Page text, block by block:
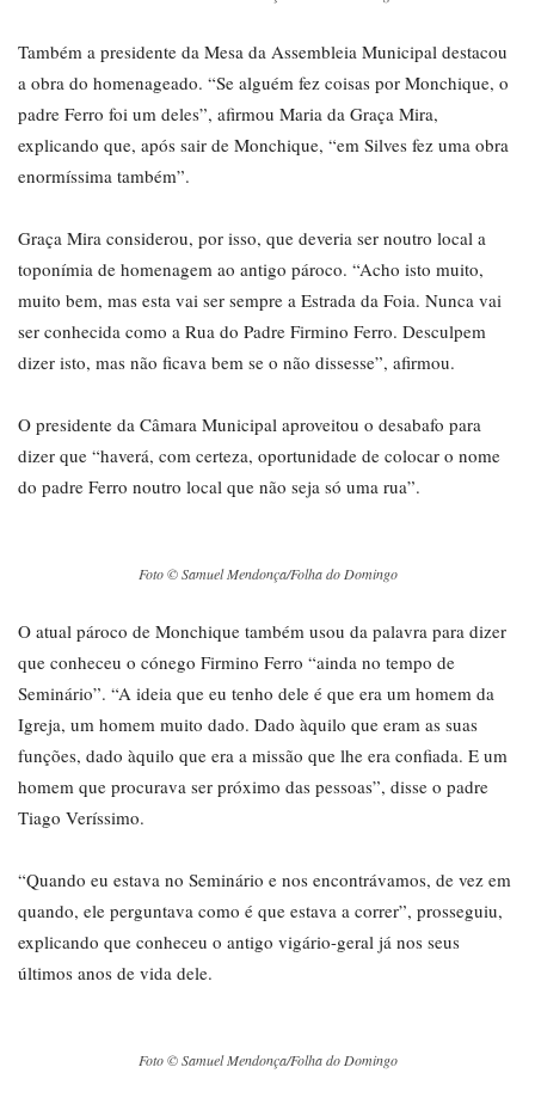
Também a presidente da Mesa da Assembleia Municipal destacou
a obra do homenageado. “Se alguém fez coisas por Monchique, o
padre Ferro foi um deles”, afirmou Maria da Graça Mira,
explicando que, após sair de Monchique, “em Silves fez uma obra
enormíssima também”.
Graça Mira considerou, por isso, que deveria ser noutro local a
toponímia de homenagem ao antigo pároco. “Acho isto muito,
muito bem, mas esta vai ser sempre a Estrada da Foia. Nunca vai
ser conhecida como a Rua do Padre Firmino Ferro. Desculpem
dizer isto, mas não ficava bem se o não dissesse”, afirmou.
O presidente da Câmara Municipal aproveitou o desabafo para
dizer que “haverá, com certeza, oportunidade de colocar o nome
do padre Ferro noutro local que não seja só uma rua”.
Foto © Samuel Mendonça/Folha do Domingo
O atual pároco de Monchique também usou da palavra para dizer
que conheceu o cónego Firmino Ferro “ainda no tempo de
Seminário”. “A ideia que eu tenho dele é que era um homem da
Igreja, um homem muito dado. Dado àquilo que eram as suas
funções, dado àquilo que era a missão que lhe era confiada. E um
homem que procurava ser próximo das pessoas”, disse o padre
Tiago Veríssimo.
“Quando eu estava no Seminário e nos encontrávamos, de vez em
quando, ele perguntava como é que estava a correr”, prosseguiu,
explicando que conheceu o antigo vigário-geral já nos seus
últimos anos de vida dele.
Foto © Samuel Mendonça/Folha do Domingo